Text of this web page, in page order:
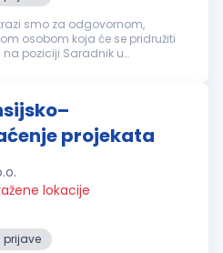
smo za odgovornom,
osobom koja će se pridružiti
poziciji Saradnik u
projekata
lokacije
prijave